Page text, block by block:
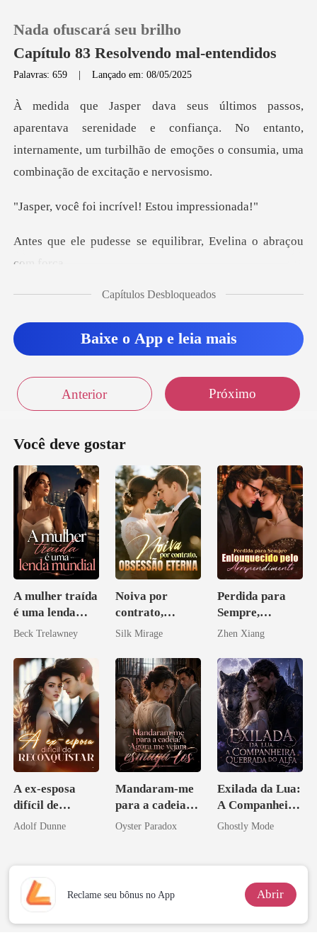
0
Nada ofuscará seu brilho
Capítulo 83 Resolvendo mal-entendidos
Palavras: 659 |Lançado em: 08/05/2025
nidade e confiança. No entanto,
internamente, um turbilhão de
i incrível! Esto
se equilibrar, Evelina
vante o envol
Capítulos Desbloqueados
Baixe o App e leia mais
Anterior Próximo
Você deve gostar
A mulher traída
é uma lenda
mundial
Beck Trelawney
Noiva por
contrato,
obsessão eterna
Silk Mirage
Perdida para
Sempre,
Enlouquecido
Arrependiment
o
Zhen Xiang
A ex-esposa
difícil de
reconquistar
Adolf Dunne
Mandaram-me
para a cadeia?
Agora me
Oyster Paradox
Exilada da Lua:
A Companheira
Quebrada do
Ghostly Mode
Reclame seu bônus no App Abrir